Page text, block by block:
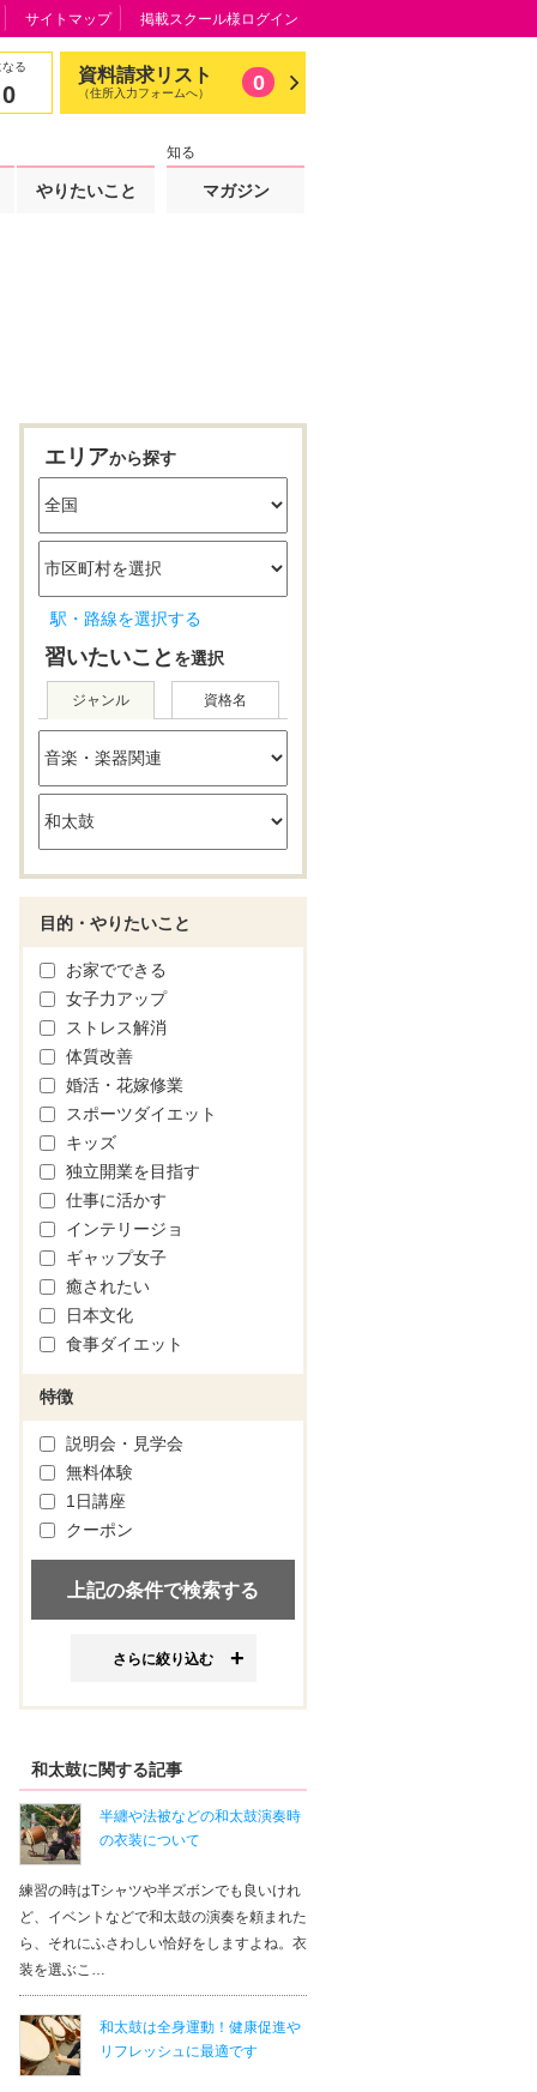
る
0
資料請求リスト
（住所入力フォームへ） 0
やりたいこと
知る
マガジン
サイトマップ 掲載スクール様ログイン
エリアから探す
駅・路線を選択する
習いたいこと を選択
ジャンル 資格名
目的・やりたいこと
お家でできる
女子力アップ
ストレス解消
体質改善
婚活・花嫁修業
スポーツダイエット
キッズ
独立開業を目指す
仕事に活かす
インテリージョ
ギャップ女子
癒されたい
日本文化
食事ダイエット
特徴
説明会・見学会
無料体験
1日講座
クーポン
さらに絞り込む
和太鼓に関する記事
半纏や法被などの和太鼓演奏時
の衣装について
練習の時はTシャツや半ズボンでも良いけれ
ど、イベントなどで和太鼓の演奏を頼まれた
ら、それにふさわしい恰好をしますよね。衣
装を選ぶこ…
和太鼓は全身運動！健康促進や
リフレッシュに最適です